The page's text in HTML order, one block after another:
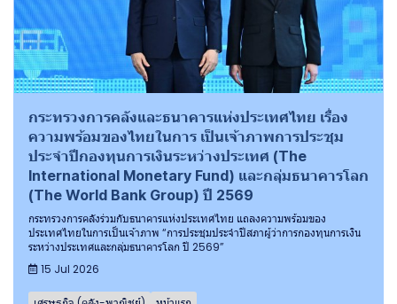
กระทรวงการคลังและธนาคารแห่งประเทศไทย เรื่อง
ความพร้อมของไทยในการ เป็นเจ้าภาพการประชุม
ประจำปีกองทุนการเงินระหว่างประเทศ (The
International Monetary Fund) และกลุ่มธนาคารโลก
(The World Bank Group) ปี 2569
กระทรวงการคลังร่วมกับธนาคารแห่งประเทศไทย แถลงความพร้อมของ
ประเทศไทยในการเป็นเจ้าภาพ “การประชุมประจำปีสภาผู้ว่าการกองทุนการเงิน
ระหว่างประเทศและกลุ่มธนาคารโลก ปี 2569”
15 Jul 2026